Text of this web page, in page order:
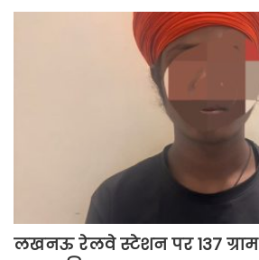
लखनऊ रेलवे स्टेशन पर 137 ग्राम